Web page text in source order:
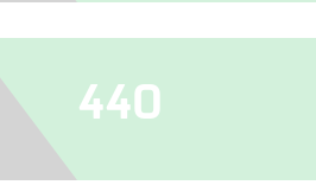
440